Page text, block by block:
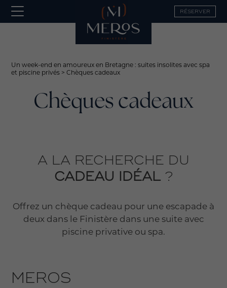
RÉSERVER
Un week-end en amoureux en Bretagne : suites insolites avec spa
et piscine privés >Chèques cadeaux
Chèques cadeaux
A LA RECHERCHE DU
CADEAU IDÉAL?
Offrez un chèque cadeau pour une escapade à
deux dans le Finistère dans une suite avec
piscine privative ou spa.
MEROS